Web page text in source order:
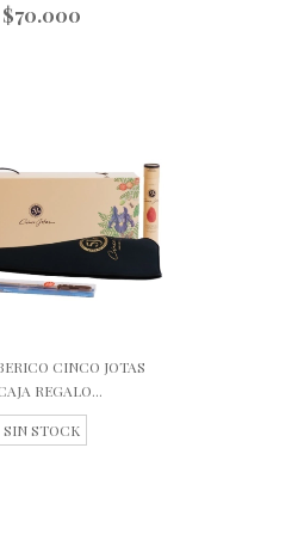
$70.000
CINCO JOTAS
REGALO...
SIN STOCK